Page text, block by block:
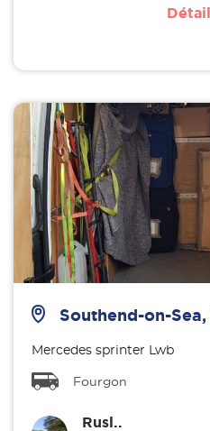
Southend-on-
Mercedes sprinter Lwb
Fourgon
Rusl..